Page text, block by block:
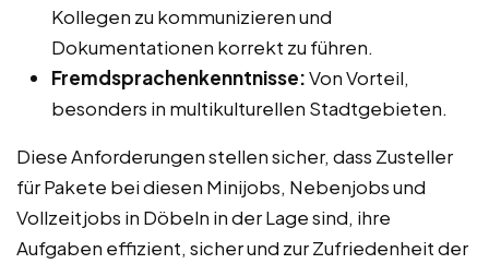
Kollegen zu kommunizieren und
Dokumentationen korrekt zu führen.
Fremdsprachenkenntnisse:Von Vorteil,
besonders in multikulturellen Stadtgebieten.
Diese Anforderungen stellen sicher, dass Zusteller
für Pakete bei diesen Minijobs, Nebenjobs und
Vollzeitjobs in Döbeln in der Lage sind, ihre
Aufgaben effizient, sicher und zur Zufriedenheit der